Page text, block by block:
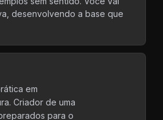
desenvolvendo a base que
em
Criador de uma
para o